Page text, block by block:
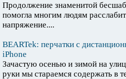
Продолжение знаменитой
помогла многим людям
напряжение....
BEARTek: перчатки с
iPhone
Зачастую осенью и зимой на
руки мы стараемся содержать в